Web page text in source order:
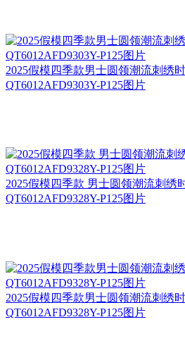
2025假模四季款男士圆领潮流刺绣
QT6012AFD9303Y-P125图片
2025假模四季款 男士圆领潮流刺绣
QT6012AFD9328Y-P125图片
2025假模四季款男士圆领潮流刺绣
QT6012AFD9328Y-P125图片